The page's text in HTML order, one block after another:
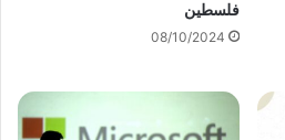
فلسطين
08/10/2024